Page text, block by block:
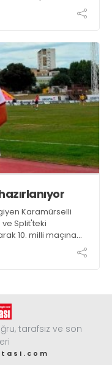
Karamürselli
Split'teki
10. milli maçına
tarafsız ve son